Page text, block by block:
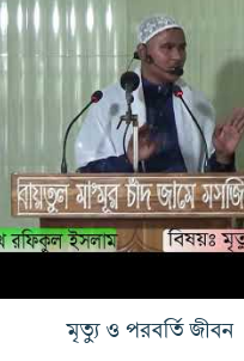
মৃত্যু ও পরবর্তি জীবন